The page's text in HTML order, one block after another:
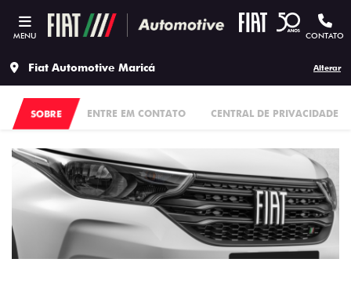
MENU CONTATO
Fiat Automotive Maricá Alterar
SOBRE ENTRE EM CONTATO CENTRAL DE PRIVACIDADE